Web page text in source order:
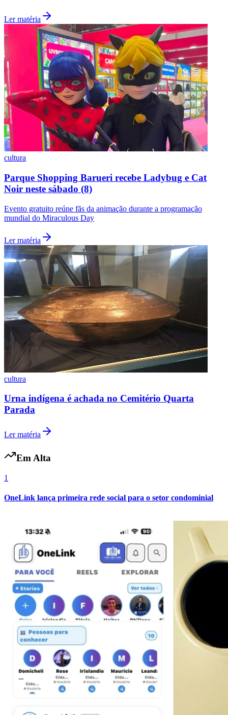
Botafogo
Grêmio
Internacional
Ler matéria
cultura
Parque Shopping Barueri recebe Ladybug e Cat
Noir neste sábado (8)
Evento gratuito reúne fãs da animação durante a programação
mundial do Miraculous Day
Ler matéria
cultura
Urna indígena é achada no Cemitério Quarta
Parada
Ler matéria
Em Alta
1
OneLink lança primeira rede social para o setor condominial